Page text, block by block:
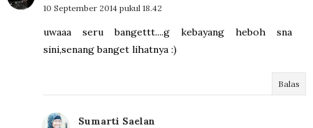
10 September 2014 pukul 18.42
uwaaa seru bangettt....g kebayang heboh sna
sini,senang banget lihatnya :)
Balas
Sumarti Saelan